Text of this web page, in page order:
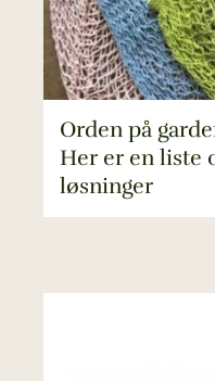
Orden på
Her er en liste
løsninger